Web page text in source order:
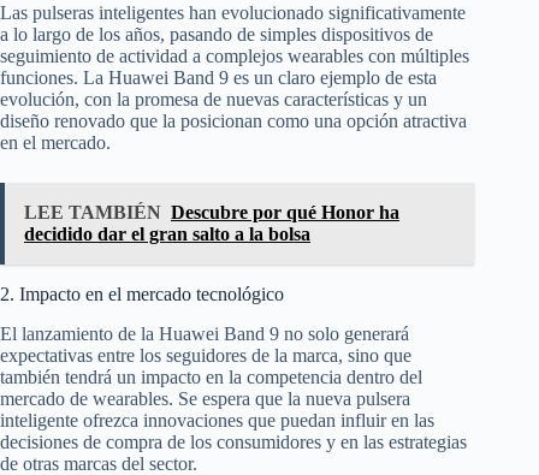
Las pulseras inteligentes han evolucionado significativamente
a lo largo de los años, pasando de simples dispositivos de
seguimiento de actividad a complejos wearables con múltiples
funciones. La Huawei Band 9 es un claro ejemplo de esta
evolución, con la promesa de nuevas características y un
diseño renovado que la posicionan como una opción atractiva
en el mercado.
LEE TAMBIÉN Descubre por qué Honor ha
decidido dar el gran salto a la bolsa
2. Impacto en el mercado tecnológico
El lanzamiento de la Huawei Band 9 no solo generará
expectativas entre los seguidores de la marca, sino que
también tendrá un impacto en la competencia dentro del
mercado de wearables. Se espera que la nueva pulsera
inteligente ofrezca innovaciones que puedan influir en las
decisiones de compra de los consumidores y en las estrategias
de otras marcas del sector.